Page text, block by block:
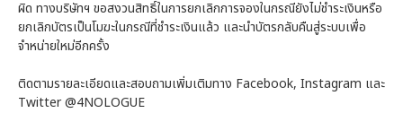
ผิด ทางบริษัทฯ ขอสงวนสิทธิ์ในการยกเลิกการจองในกรณียังไม่ชำระเงินหรือ
ยกเลิกบัตรเป็นโมฆะในกรณีที่ชำระเงินแล้ว และนำบัตรกลับคืนสู่ระบบเพื่อ
จำหน่ายใหม่อีกครั้ง
ติดตามรายละเอียดและสอบถามเพิ่มเติมทาง Facebook, Instagram และ
Twitter @4NOLOGUE